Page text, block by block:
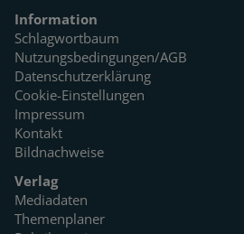
Information
Schlagwortbaum
Nutzungsbedingungen/AGB
Datenschutzerklärung
Cookie-Einstellungen
Impressum
Kontakt
Bildnachweise
Verlag
Mediadaten
Themenplaner